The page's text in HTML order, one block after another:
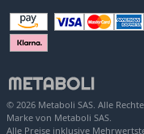
© 2026 Metaboli SAS. Alle
Marke von Metaboli SAS.
Alle Preise inklusive